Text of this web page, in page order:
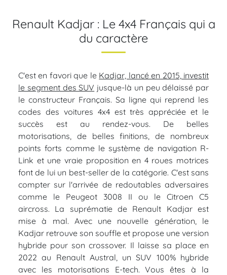
Renault Kadjar : Le 4x4 Français qui a
du caractère
C'est en favori que le Kadjar, lancé en 2015, investit
le segment des SUV jusque-là un peu délaissé par
le constructeur Français. Sa ligne qui reprend les
codes des voitures 4x4 est très appréciée et le
succès est au rendez-vous. De belles
motorisations, de belles finitions, de nombreux
points forts comme le système de navigation R-
Link et une vraie proposition en 4 roues motrices
font de lui un best-seller de la catégorie. C'est sans
compter sur l'arrivée de redoutables adversaires
comme le Peugeot 3008 II ou le Citroen C5
aircross. La suprématie de Renault Kadjar est
mise à mal. Avec une nouvelle génération, le
Kadjar retrouve son souffle et propose une version
hybride pour son crossover. Il laisse sa place en
2022 au Renault Austral, un SUV 100% hybride
avec les motorisations E-tech. Vous êtes à la